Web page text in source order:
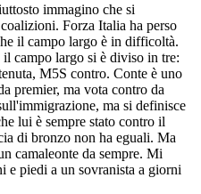
immagino che si
Forza Italia ha perso
il campo largo è in difficoltà.
campo largo si è diviso in tre:
M5S contro. Conte è uno
premier, ma vota contro da
ma si definisce
lui è sempre stato contro il
di bronzo non ha eguali. Ma
camaleonte da sempre. Mi
e piedi a un sovranista a giorni